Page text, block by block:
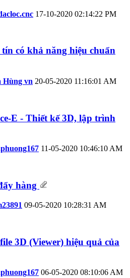
17-10-2020 02:14:22 PM
có khả năng hiệu chuẩn
Hùng vn 20-05-2020 11:16:01 AM
E - Thiết kế 3D, lập trình
11-05-2020 10:46:10 AM
hàng
09-05-2020 10:28:31 AM
3D (Viewer) hiệu quả của
06-05-2020 08:10:06 AM